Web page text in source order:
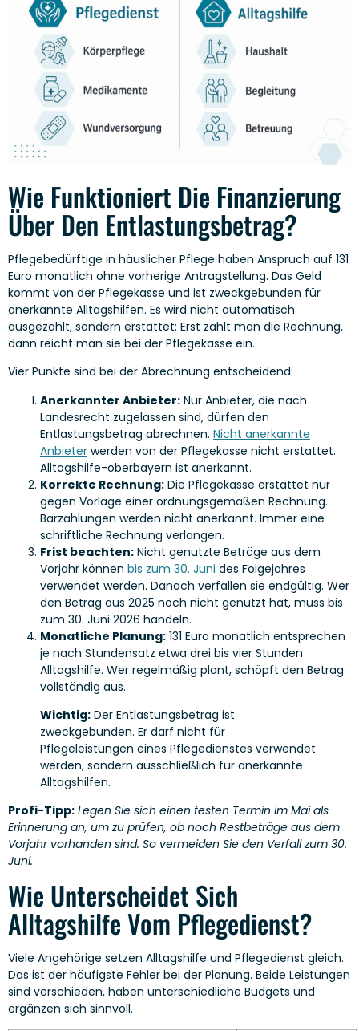
Wie Funktioniert Die Finanzierung
Über Den Entlastungsbetrag?
Pflegebedürftige in häuslicher Pflege haben Anspruch auf 131
Euro monatlich ohne vorherige Antragstellung. Das Geld
kommt von der Pflegekasse und ist zweckgebunden für
anerkannte Alltagshilfen. Es wird nicht automatisch
ausgezahlt, sondern erstattet: Erst zahlt man die Rechnung,
dann reicht man sie bei der Pflegekasse ein.
Vier Punkte sind bei der Abrechnung entscheidend:
Anerkannter Anbieter: Nur Anbieter, die nach
Landesrecht zugelassen sind, dürfen den
Entlastungsbetrag abrechnen. Nicht anerkannte
Anbieter werden von der Pflegekasse nicht erstattet.
Alltagshilfe-oberbayern ist anerkannt.
Korrekte Rechnung: Die Pflegekasse erstattet nur
gegen Vorlage einer ordnungsgemäßen Rechnung.
Barzahlungen werden nicht anerkannt. Immer eine
schriftliche Rechnung verlangen.
Frist beachten: Nicht genutzte Beträge aus dem
Vorjahr können bis zum 30. Juni des Folgejahres
verwendet werden. Danach verfallen sie endgültig. Wer
den Betrag aus 2025 noch nicht genutzt hat, muss bis
zum 30. Juni 2026 handeln.
Monatliche Planung: 131 Euro monatlich entsprechen
je nach Stundensatz etwa drei bis vier Stunden
Alltagshilfe. Wer regelmäßig plant, schöpft den Betrag
vollständig aus.
Wichtig: Der Entlastungsbetrag ist
zweckgebunden. Er darf nicht für
Pflegeleistungen eines Pflegedienstes verwendet
werden, sondern ausschließlich für anerkannte
Alltagshilfen.
Profi-Tipp: Legen Sie sich einen festen Termin im Mai als
Erinnerung an, um zu prüfen, ob noch Restbeträge aus dem
Vorjahr vorhanden sind. So vermeiden Sie den Verfall zum 30.
Juni.
Wie Unterscheidet Sich
Alltagshilfe Vom Pflegedienst?
Viele Angehörige setzen Alltagshilfe und Pflegedienst gleich.
Das ist der häufigste Fehler bei der Planung. Beide Leistungen
sind verschieden, haben unterschiedliche Budgets und
ergänzen sich sinnvoll.